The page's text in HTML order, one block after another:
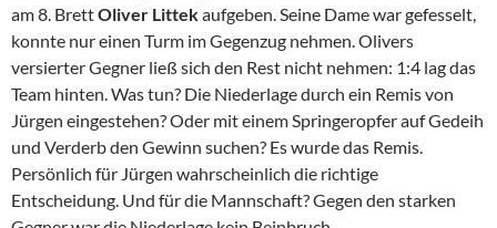
am 8. BrettOliver Littekaufgeben. Seine Dame war gefesselt,
konnte nur einen Turm im Gegenzug nehmen. Olivers
versierter Gegner ließ sich den Rest nicht nehmen: 1:4 lag das
Team hinten. Was tun? Die Niederlage durch ein Remis von
Jürgen eingestehen? Oder mit einem Springeropfer auf Gedeih
und Verderb den Gewinn suchen? Es wurde das Remis.
Persönlich für Jürgen wahrscheinlich die richtige
Entscheidung. Und für die Mannschaft? Gegen den starken